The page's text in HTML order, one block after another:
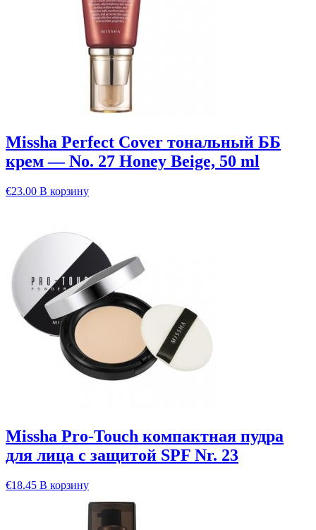
Missha Perfect Cover тональный ББ
крем — No. 27 Honey Beige, 50 ml
€23.00 В корзину
Missha Pro-Touch компактная пудра
для лица с защитой SPF Nr. 23
€18.45 В корзину